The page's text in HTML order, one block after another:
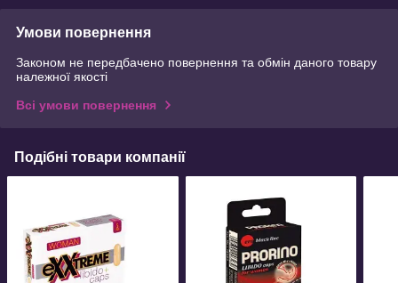
Умови повернення
Законом не передбачено повернення та обмін даного товару
належної якості
Всі умови повернення
Подібні товари компанії